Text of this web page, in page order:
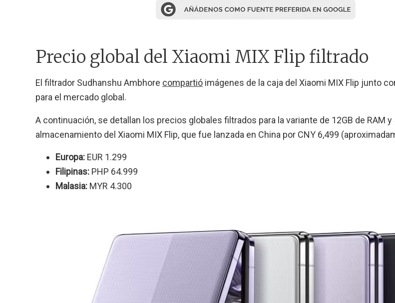
Precio global del Xiaomi MIX Flip filtrado
El filtrador Sudhanshu Ambhore compartió imágenes de la caja del Xiaomi MIX Flip junto
para el mercado global.
A continuación, se detallan los precios globales filtrados para la variante de 12GB de RAM y
almacenamiento del Xiaomi MIX Flip, que fue lanzada en China por CNY 6,499
Europa: EUR 1.299
Filipinas: PHP 64.999
Malasia: MYR 4.300